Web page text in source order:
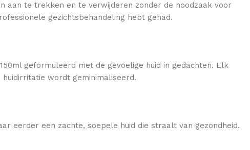
aan te trekken en te verwijderen zonder de noodzaak voor
gezichtsbehandeling hebt gehad.
geformuleerd met de gevoelige huid in gedachten. Elk
wordt geminimaliseerd.
eerder een zachte, soepele huid die straalt van gezondheid.